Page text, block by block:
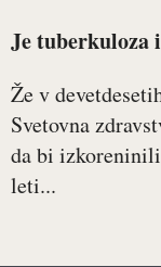
Je tuberkuloza
Že v
Svetovna
da bi
leti...